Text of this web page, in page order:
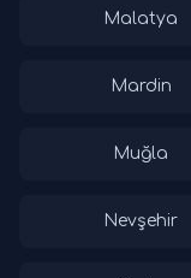
Malatya
Mardin
Muğla
Nevşehir